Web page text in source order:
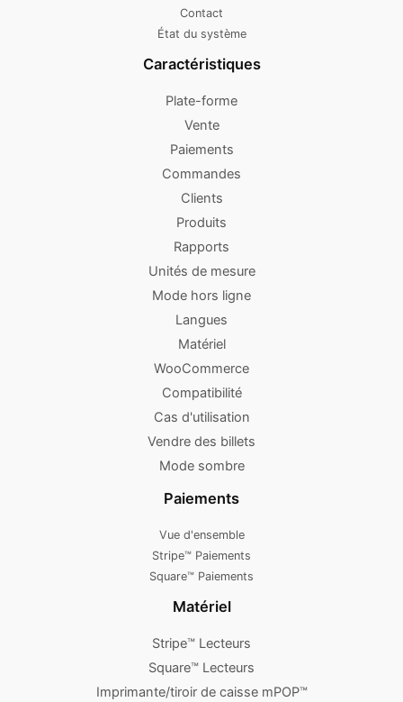
Contact
État du système
Caractéristiques
Plate-forme
Vente
Paiements
Commandes
Clients
Produits
Rapports
Unités de mesure
Mode hors ligne
Langues
Matériel
WooCommerce
Compatibilité
Cas d'utilisation
Vendre des billets
Mode sombre
Paiements
Vue d'ensemble
Stripe™ Paiements
Square™ Paiements
Matériel
Stripe™ Lecteurs
Square™ Lecteurs
Imprimante/tiroir de caisse mPOP™